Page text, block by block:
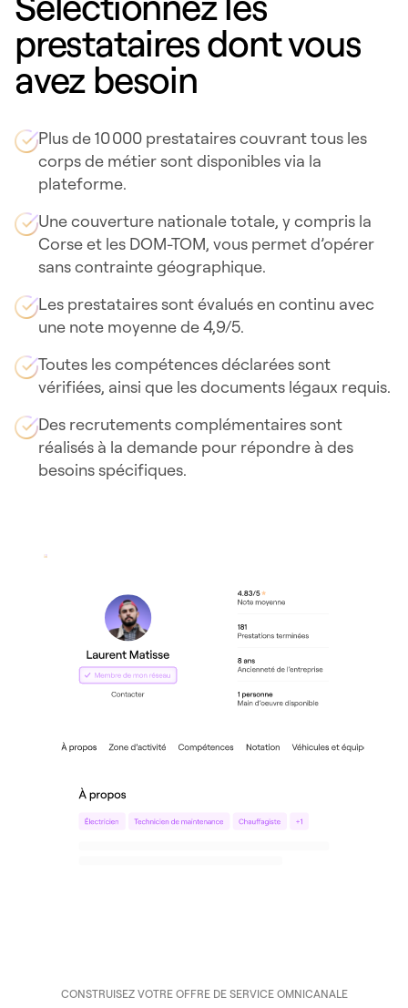
prestataires dont vous
avez besoin
Plus de 10 000 prestataires couvrant tous les
corps de métier sont disponibles via la
plateforme.
Une couverture nationale totale, y compris la
Corse et les DOM-TOM, vous permet d’opérer
sans contrainte géographique.
Les prestataires sont évalués en continu avec
une note moyenne de 4,9/5.
Toutes les compétences déclarées sont
vérifiées, ainsi que les documents légaux requis.
Des recrutements complémentaires sont
réalisés à la demande pour répondre à des
besoins spécifiques.
CONSTRUISEZ VOTRE OFFRE DE SERVICE OMNICANALE